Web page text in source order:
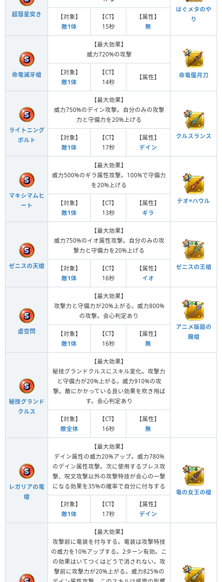
超彗星突き
はぐメタのや
り
【対象】
敵1体
【CT】
15秒
【属性】
無
命竜滅牙槍
【最大効果】
威力720%の攻撃
命竜偃月刀
【対象】
敵1体
【CT】
14秒
【属性】
ライトニング
ボルト
【最大効果】
威力750%のデイン攻撃。自分のみの攻撃
力と守備力を20%上げる
クルスランス
【対象】
敵1体
【CT】
17秒
【属性】
デイン
マキシマムヒ
ート
【最大効果】
威力500%のギラ属性攻撃。100%で守備力
を20%上げる
テオ=ハウル
【対象】
敵1体
【CT】
13秒
【属性】
ギラ
ゼニスの天槍
【最大効果】
威力750%のイオ属性攻撃。自分のみの攻
撃力と守備力を20%上げる
ゼニスの王槍
【対象】
敵1体
【CT】
16秒
【属性】
イオ
虚空閃
【最大効果】
攻撃力と守備力が20%上がる。威力800%
の攻撃。会心判定あり
アニメ版鎧の
魔槍
【対象】
敵1体
【CT】
16秒
【属性】
無
秘技グランド
クルス
【最大効果】
秘技グランドクルスにスキル変化。攻撃力
と守備力が20%上がる。威力910%の攻
撃。敵にかかっている良い効果を吹き飛ば
す。会心判定あり
【対象】
敵全体
【CT】
16秒
【属性】
無
レガリアの竜
槍
【最大効果】
デイン属性の威力20%アップ。威力780%
のデイン属性攻撃。次に使用するブレス攻
撃、呪文攻撃以外の攻撃特技が会心の一撃
になる効果を35%の確率で自分に付与する
竜の女王の槍
【対象】
敵1体
【CT】
17秒
【属性】
デイン
【最大効果】
攻撃前に竜装を付与する。竜装は攻撃特技
の威力を10%アップする。2ターン有効。こ
の効果はいてつくはどうで消されない。攻
撃前に攻撃力が20%上がる。威力825%の